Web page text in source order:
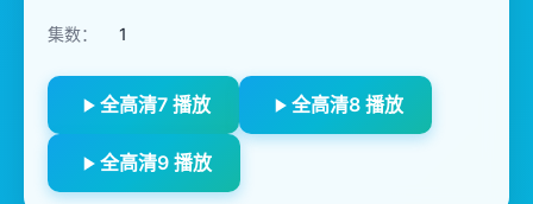
集数： 1
全高清7 播放 全高清8 播放
全高清9 播放